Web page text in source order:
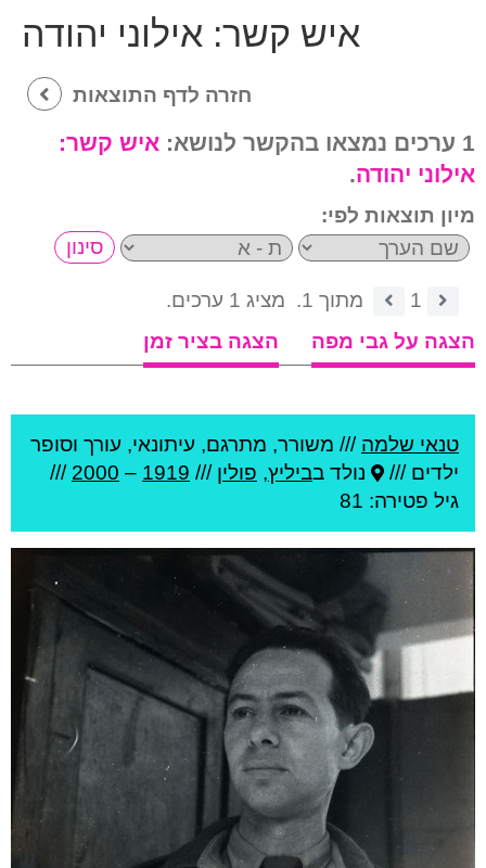
איש קשר: אילוני יהודה
חזרה לדף התוצאות
1 ערכים נמצאו בהקשר לנושא:
איש קשר:
אילוני יהודה.
מיון תוצאות לפי:
1 מתוך 1.
מציג 1 ערכים.
הצגה על גבי מפה
הצגה בציר זמן
טנאי שלמה /// משורר, מתרגם, עיתונאי, עורך וסופר
ילדים ///
נולד בביליץ, פולין ///
1919
–
2000
///
גיל פטירה: 81